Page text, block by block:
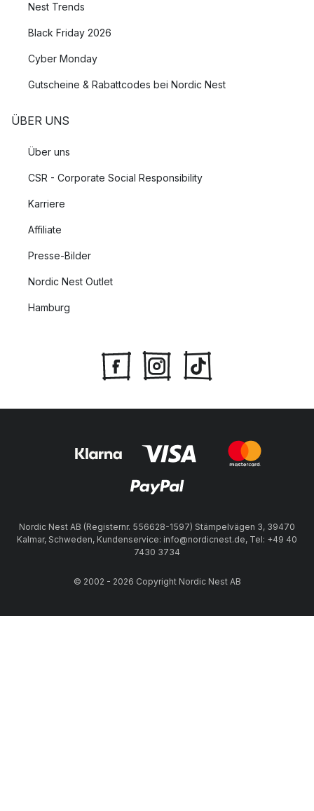
Nest Trends
Black Friday 2026
Cyber Monday
Gutscheine & Rabattcodes bei Nordic Nest
ÜBER UNS
Über uns
CSR - Corporate Social Responsibility
Karriere
Affiliate
Presse-Bilder
Nordic Nest Outlet
Hamburg
Nordic Nest AB (Registernr. 556628-1597) Stämpelvägen 3, 39470
Kalmar, Schweden, Kundenservice: info@nordicnest.de, Tel: +49 40
7430 3734
© 2002 - 2026 Copyright Nordic Nest AB